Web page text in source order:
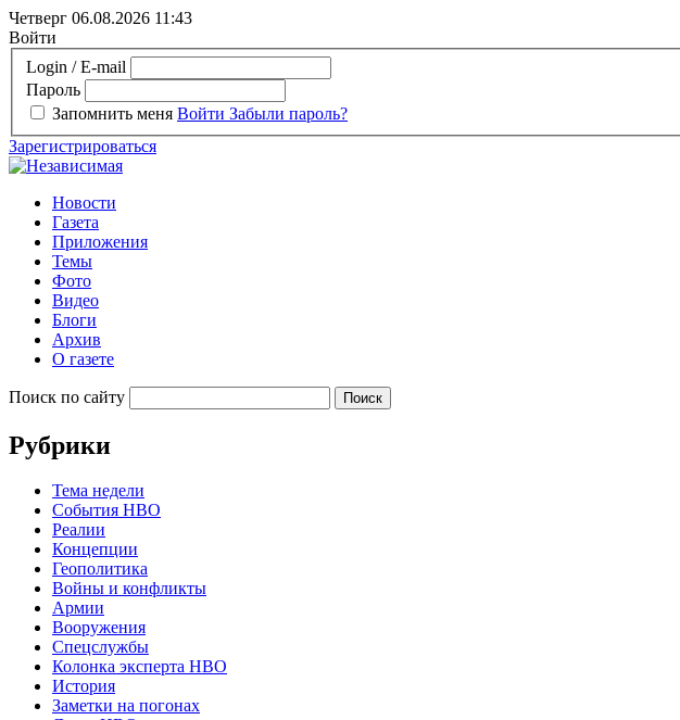
Четверг 06.08.2026 11:43
Войти
Login / E-mail
Пароль
Запомнить меня Войти Забыли пароль?
Зарегистрироваться
Новости
Газета
Приложения
Темы
Фото
Видео
Блоги
Архив
О газете
Поиск по сайту
Рубрики
Тема недели
События НВО
Реалии
Концепции
Геополитика
Войны и конфликты
Армии
Вооружения
Спецслужбы
Колонка эксперта НВО
История
Заметки на погонах